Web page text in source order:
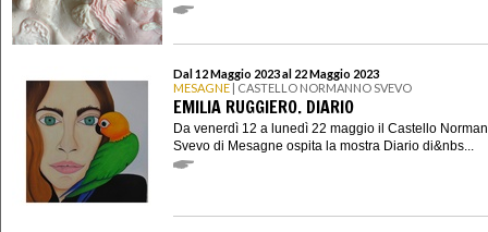
Dal 12 Maggio 2023 al 22 Maggio 2023
MESAGNE | CASTELLO NORMANNO SVEVO
EMILIA RUGGIERO. DIARIO
Da venerdì 12 a lunedì 22 maggio il Castello
Svevo di Mesagne ospita la mostra Diario di&nbs...